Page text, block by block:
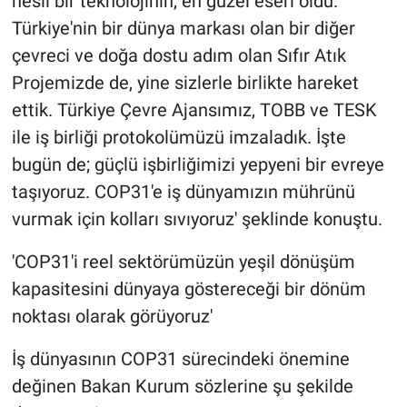
Türkiye'nin bir dünya markası olan bir diğer
çevreci ve doğa dostu adım olan Sıfır Atık
Projemizde de, yine sizlerle birlikte hareket
ettik. Türkiye Çevre Ajansımız, TOBB ve TESK
ile iş birliği protokolümüzü imzaladık. İşte
bugün de; güçlü işbirliğimizi yepyeni bir evreye
taşıyoruz. COP31'e iş dünyamızın mührünü
vurmak için kolları sıvıyoruz' şeklinde konuştu.
'COP31'i reel sektörümüzün yeşil dönüşüm
kapasitesini dünyaya göstereceği bir dönüm
noktası olarak görüyoruz'
İş dünyasının COP31 sürecindeki önemine
değinen Bakan Kurum sözlerine şu şekilde